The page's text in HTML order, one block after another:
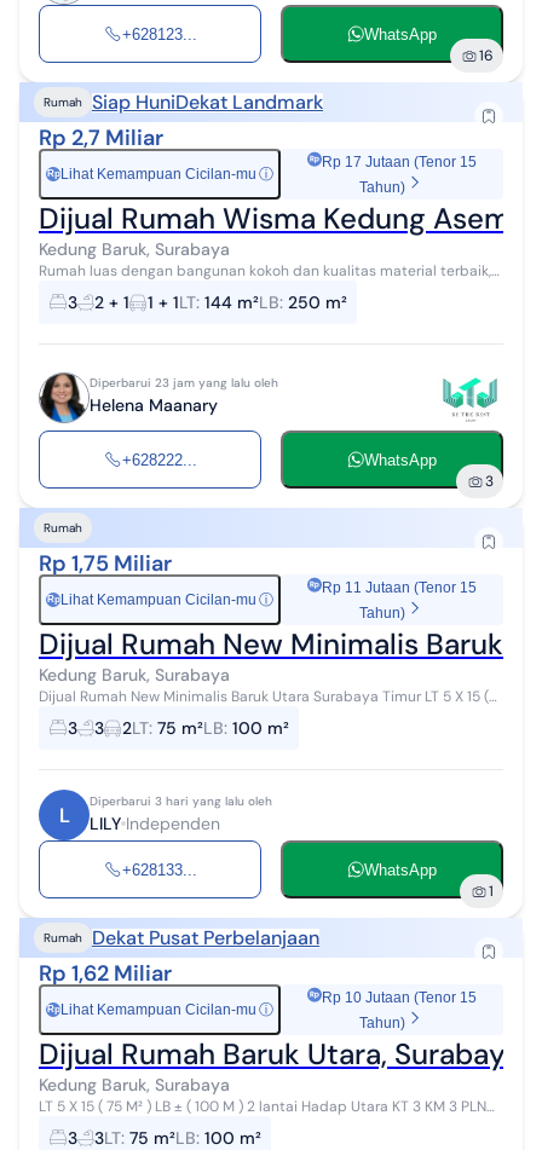
+628123... WhatsApp
16
Rumah Siap HuniDekat Landmark
Rp 2,7 Miliar
Rp Lihat Kemampuan Cicilan-mu ⓘ
Rp 17 Jutaan (Tenor 15
Tahun)
Dijual Rumah Wisma Kedung Asem,
Kedung Baruk, Surabaya
Rumah luas dengan bangunan kokoh dan kualitas material terbaik,
sangat cocok untuk hunian keluarga maupun investasi jangka
panjang. Atau untuk Kos-...
3 2 + 1 1 + 1LT: 144 m²LB: 250 m²
Diperbarui 23 jam yang lalu oleh
Helena Maanary
+628222... WhatsApp
3
Rumah
Rp 1,75 Miliar
Rp Lihat Kemampuan Cicilan-mu ⓘ
Rp 11 Jutaan (Tenor 15
Tahun)
Dijual Rumah New Minimalis Baruk
Kedung Baruk, Surabaya
Dijual Rumah New Minimalis Baruk Utara Surabaya Timur LT 5 X 15 (
75 m² ) LB ± 100 m² (2 lantai ) KT 3 KM 3 PLN 2200 Watt SHM Hadap
Utara...
3 3 2LT: 75 m²LB: 100 m²
L
Diperbarui 3 hari yang lalu oleh
LILY Independen
+628133... WhatsApp
1
Rumah Dekat Pusat Perbelanjaan
Rp 1,62 Miliar
Rp Lihat Kemampuan Cicilan-mu ⓘ
Rp 10 Jutaan (Tenor 15
Tahun)
Dijual Rumah Baruk Utara,
Kedung Baruk, Surabaya
LT 5 X 15 ( 75 M² ) LB ± ( 100 M ) 2 lantai Hadap Utara KT 3 KM 3 PLN
3 3LT: 75 m²LB: 100 m²